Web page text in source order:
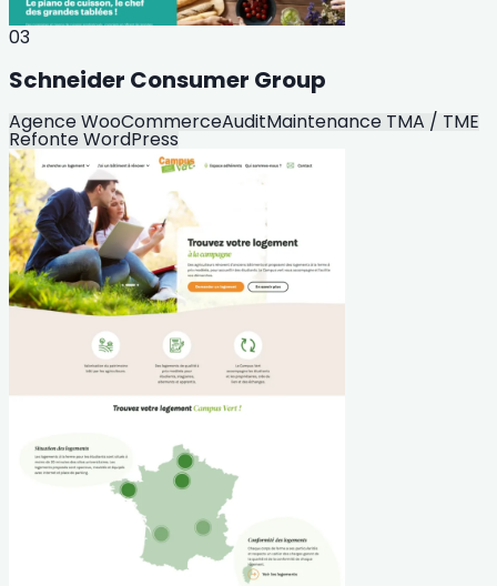
03
Schneider Consumer Group
Agence WooCommerceAuditMaintenance TMA / TME
Refonte WordPress